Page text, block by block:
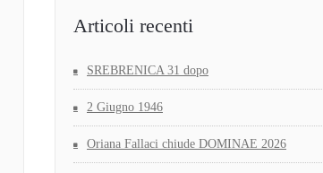
Articoli recenti
SREBRENICA 31 dopo
2 Giugno 1946
Oriana Fallaci chiude DOMINAE 2026